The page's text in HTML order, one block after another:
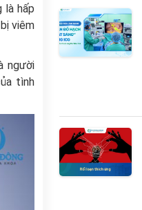
là hấp
viêm
người
tình